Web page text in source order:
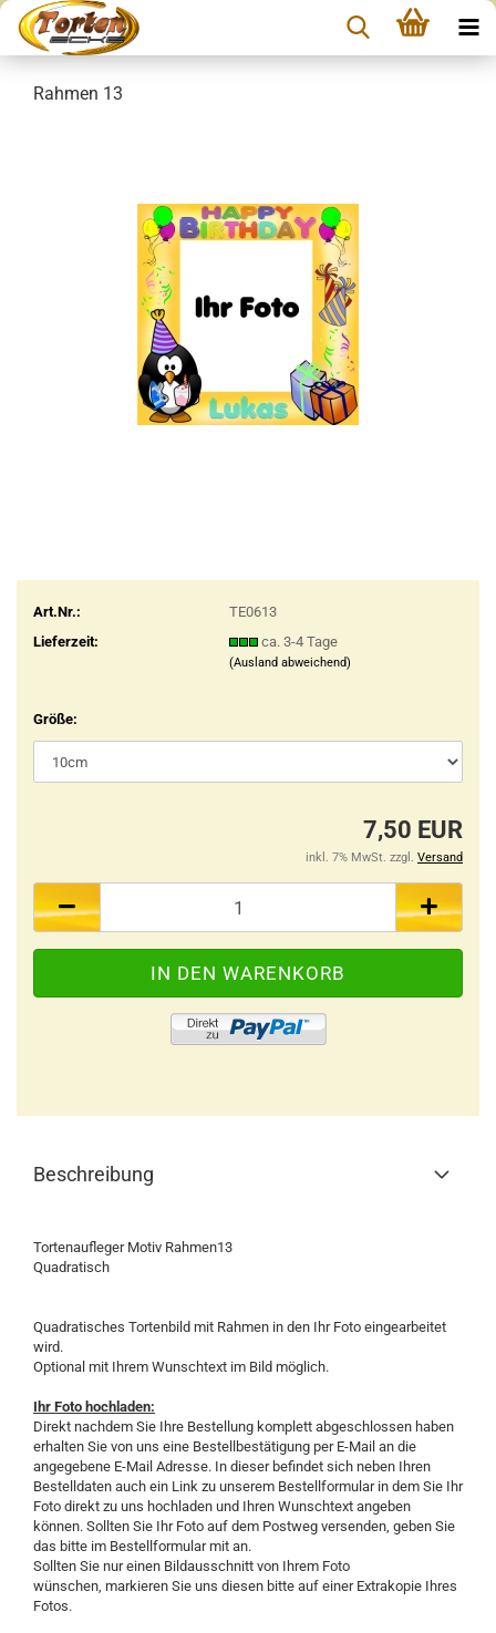
Rahmen 13
Art.Nr.:
TE0613
Lieferzeit:
ca. 3-4 Tage
(Ausland abweichend)
Größe:
7,50 EUR
inkl. 7% MwSt. zzgl. Versand
Beschreibung
Tortenaufleger Motiv Rahmen13
Quadratisch
Quadratisches Tortenbild mit Rahmen in den Ihr Foto eingearbeitet
wird.
Optional mit Ihrem Wunschtext im Bild möglich.
Ihr Foto hochladen:
Direkt nachdem Sie Ihre Bestellung komplett abgeschlossen haben
erhalten Sie von uns eine Bestellbestätigung per E-Mail an die
angegebene E-Mail Adresse. In dieser befindet sich neben Ihren
Bestelldaten auch ein Link zu unserem Bestellformular in dem Sie Ihr
Foto direkt zu uns hochladen und Ihren Wunschtext angeben
können. Sollten Sie Ihr Foto auf dem Postweg versenden, geben Sie
das bitte im Bestellformular mit an.
Sollten Sie nur einen Bildausschnitt von Ihrem Foto
wünschen, markieren Sie uns diesen bitte auf einer Extrakopie Ihres
Fotos.